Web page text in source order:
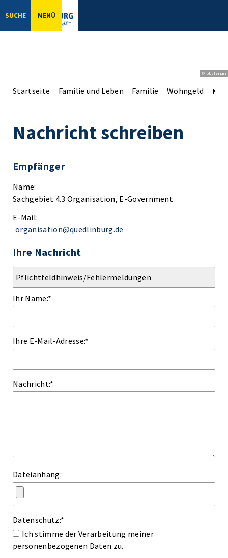
SUCHE MENÜ
© bbsferrari
Startseite Familie und Leben Familie Wohngeld
Nachricht schreiben
Empfänger
Name:
Sachgebiet 4.3 Organisation, E-Government
E-Mail:
organisation@quedlinburg.de
Ihre Nachricht
Ihr Name:*
Ihre E-Mail-Adresse:*
Nachricht:*
Dateianhang:
Datenschutz:*
Ich stimme der Verarbeitung meiner
personenbezogenen Daten zu.